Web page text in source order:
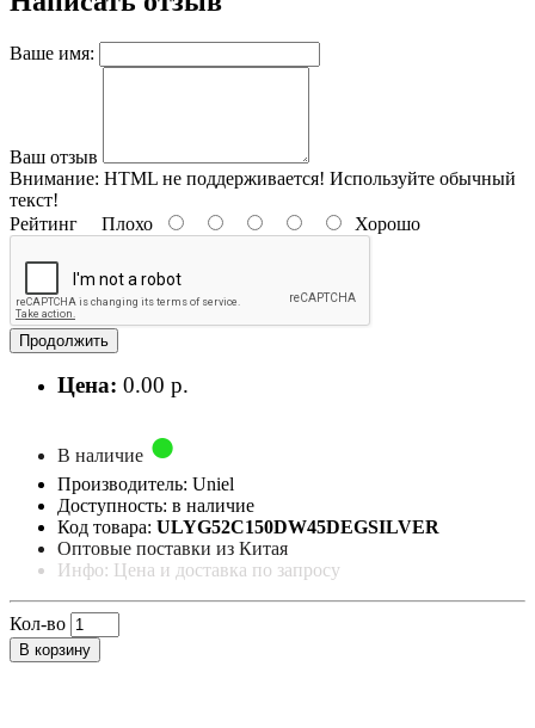
Ваше имя:
Ваш отзыв
Внимание: HTML не поддерживается! Используйте обычный
текст!
Рейтинг Плохо Хорошо
Продолжить
Цена: 0.00 р.
В наличие
Производитель: Uniel
Доступность: в наличие
Код товара: ULYG52C150DW45DEGSILVER
Оптовые поставки из Китая
Инфо: Цена и доставка по запросу
Кол-во
В корзину